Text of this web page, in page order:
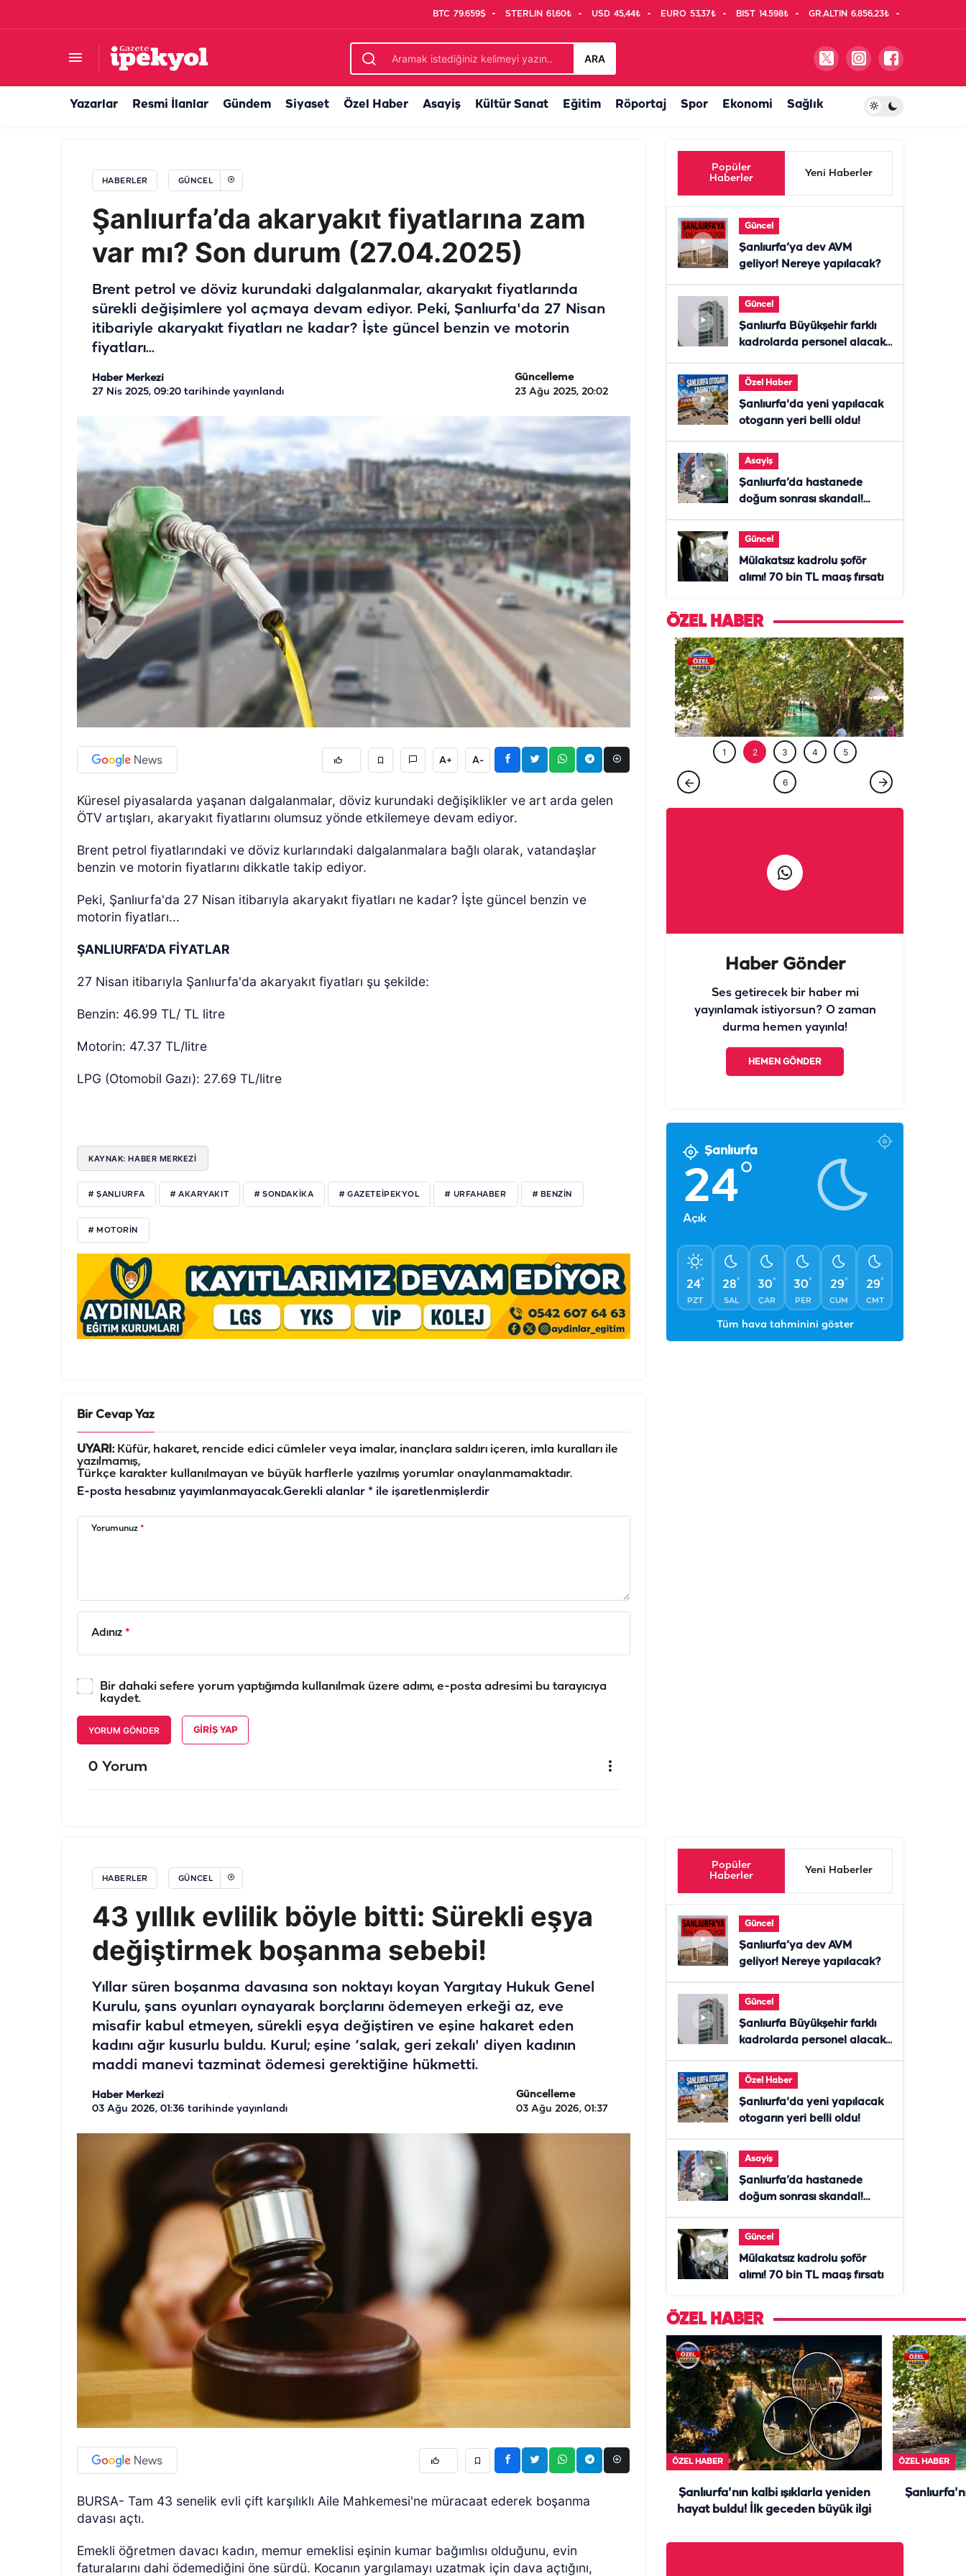
BTC 79.659$ STERLIN 61,60₺ USD 45,44₺ EURO 53,37₺ BIST 14.598₺ GR.ALTIN 6.856,23₺
ARA
Yazarlar Resmi İlanlar Gündem Siyaset Özel Haber Asayiş Kültür Sanat Eğitim Röportaj Spor Ekonomi Sağlık
HABERLER GÜNCEL
Şanlıurfa’da akaryakıt fiyatlarına zam
var mı? Son durum (27.04.2025)
Brent petrol ve döviz kurundaki dalgalanmalar, akaryakıt fiyatlarında
sürekli değişimlere yol açmaya devam ediyor. Peki, Şanlıurfa'da 27 Nisan
itibariyle akaryakıt fiyatları ne kadar? İşte güncel benzin ve motorin
fiyatları...
Haber Merkezi
27 Nis 2025, 09:20 tarihinde yayınlandı
Güncelleme
23 Ağu 2025, 20:02
A+ A-
Küresel piyasalarda yaşanan dalgalanmalar, döviz kurundaki değişiklikler ve art arda gelen
ÖTV artışları, akaryakıt fiyatlarını olumsuz yönde etkilemeye devam ediyor.
Brent petrol fiyatlarındaki ve döviz kurlarındaki dalgalanmalara bağlı olarak, vatandaşlar
benzin ve motorin fiyatlarını dikkatle takip ediyor.
Peki, Şanlıurfa'da 27 Nisan itibarıyla akaryakıt fiyatları ne kadar? İşte güncel benzin ve
motorin fiyatları...
ŞANLIURFA’DA FİYATLAR
27 Nisan itibarıyla Şanlıurfa'da akaryakıt fiyatları şu şekilde:
Benzin: 46.99 TL/ TL litre
Motorin: 47.37 TL/litre
LPG (Otomobil Gazı): 27.69 TL/litre
KAYNAK: HABER MERKEZİ
# ŞANLIURFA # AKARYAKIT # SONDAKIKA # GAZETEIPEKYOL # URFAHABER # BENZIN
# MOTORIN
Bir Cevap Yaz
UYARI:Küfür, hakaret, rencide edici cümleler veya imalar, inançlara saldırı içeren, imla kuralları ile
yazılmamış,
Türkçe karakter kullanılmayan ve büyük harflerle yazılmış yorumlar onaylanmamaktadır.
E-posta hesabınız yayımlanmayacak.Gerekli alanlar * ile işaretlenmişlerdir
Yorumunuz *
Adınız *
Bir dahaki sefere yorum yaptığımda kullanılmak üzere adımı, e-posta adresimi bu tarayıcıya
kaydet.
YORUM GÖNDER GIRIŞ YAP
0 Yorum
Popüler
Haberler
Yeni Haberler
Güncel
Şanlıurfa’ya dev AVM
geliyor! Nereye yapılacak?
Güncel
Şanlıurfa Büyükşehir farklı
kadrolarda personel alacak!
Özel Haber
Şanlıurfa'da yeni yapılacak
otogarın yeri belli oldu!
Asayiş
Şanlıurfa’da hastanede
doğum sonrası skandal!
Güncel
Mülakatsız kadrolu şoför
alımı! 70 bin TL maaş fırsatı
ÖZEL HABER
ÖZEL HABER
Şanlıurfa'nın buz gibi serin 7 piknik alanı!
1 2 3 4 5
yayınlamak istiyorsun? O zaman
durma hemen yayınla!
HEMEN GÖNDER
24°
Açık
24°
PZT
28°
SAL
30°
ÇAR
30°
PER
29°
CUM
29°
CMT
Tüm hava tahminini göster
HABERLER GÜNCEL
43 yıllık evlilik böyle bitti: Sürekli eşya
değiştirmek boşanma sebebi!
Yıllar süren boşanma davasına son noktayı koyan Yargıtay Hukuk Genel
Kurulu, şans oyunları oynayarak borçlarını ödemeyen erkeği az, eve
misafir kabul etmeyen, sürekli eşya değiştiren ve eşine hakaret eden
kadını ağır kusurlu buldu. Kurul; eşine ‘salak, geri zekalı' diyen kadının
maddi manevi tazminat ödemesi gerektiğine hükmetti.
Haber Merkezi
03 Ağu 2026, 01:36 tarihinde yayınlandı
Güncelleme
03 Ağu 2026, 01:37
BURSA- Tam 43 senelik evli çift karşılıklı Aile Mahkemesi'ne müracaat ederek boşanma
davası açtı.
Emekli öğretmen davacı kadın, memur emeklisi eşinin kumar bağımlısı olduğunu, evin
faturalarını dahi ödemediğini öne sürdü. Kocanın yargılamayı uzatmak için dava açtığını,
43 yıllık evlilik böyle bitti: Sürekli eşya değiştirmek boşanma sebebi!
Popüler
Haberler
Yeni Haberler
Güncel
Şanlıurfa’ya dev AVM
geliyor! Nereye yapılacak?
Güncel
Şanlıurfa Büyükşehir farklı
kadrolarda personel alacak!
Özel Haber
Şanlıurfa'da yeni yapılacak
otogarın yeri belli oldu!
Asayiş
Şanlıurfa’da hastanede
doğum sonrası skandal!
Güncel
Mülakatsız kadrolu şoför
alımı! 70 bin TL maaş fırsatı
ÖZEL HABER
ÖZEL HABER
Şanlıurfa'nın kalbi ışıklarla yeniden
hayat buldu! İlk geceden büyük ilgi
ÖZEL HABER